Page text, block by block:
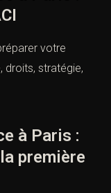
votre
droits, stratégie,
à Paris :
première